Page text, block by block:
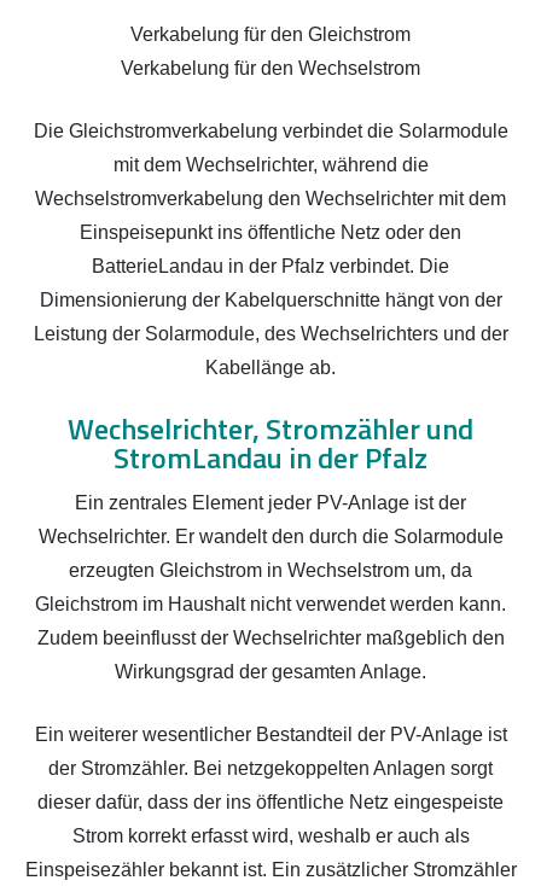
Verkabelung für den Gleichstrom
Verkabelung für den Wechselstrom
Die Gleichstromverkabelung verbindet die Solarmodule
mit dem Wechselrichter, während die
Wechselstromverkabelung den Wechselrichter mit dem
Einspeisepunkt ins öffentliche Netz oder den
BatterieLandau in der Pfalz verbindet. Die
Dimensionierung der Kabelquerschnitte hängt von der
Leistung der Solarmodule, des Wechselrichters und der
Kabellänge ab.
Wechselrichter, Stromzähler und
StromLandau in der Pfalz
Ein zentrales Element jeder PV-Anlage ist der
Wechselrichter. Er wandelt den durch die Solarmodule
erzeugten Gleichstrom in Wechselstrom um, da
Gleichstrom im Haushalt nicht verwendet werden kann.
Zudem beeinflusst der Wechselrichter maßgeblich den
Wirkungsgrad der gesamten Anlage.
Ein weiterer wesentlicher Bestandteil der PV-Anlage ist
der Stromzähler. Bei netzgekoppelten Anlagen sorgt
dieser dafür, dass der ins öffentliche Netz eingespeiste
Strom korrekt erfasst wird, weshalb er auch als
Einspeisezähler bekannt ist. Ein zusätzlicher Stromzähler